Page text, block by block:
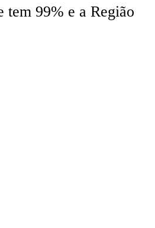
tem 99% e a Região